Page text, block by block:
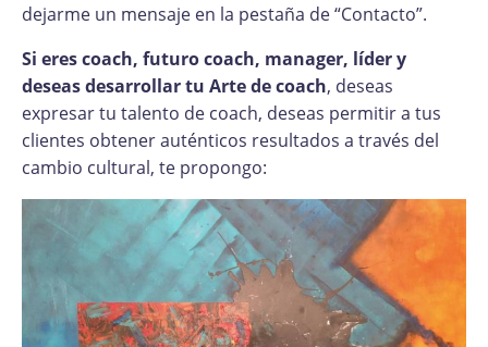
dejarme un mensaje en la pestaña de “Contacto”.
Si eres coach, futuro coach, manager, líder y
deseas desarrollar tu Arte de coach, deseas
expresar tu talento de coach, deseas permitir a tus
clientes obtener auténticos resultados a través del
cambio cultural, te propongo: